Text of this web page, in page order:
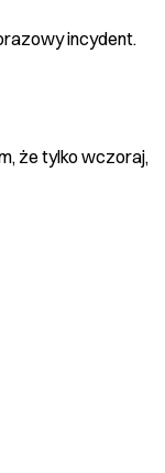
incydent.
że tylko wczoraj,